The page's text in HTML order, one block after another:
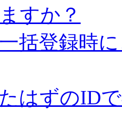
すか？
括登録時
はずのID